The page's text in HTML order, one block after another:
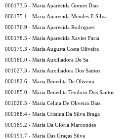
000173.5 - Maria Aparecida Gomes Dias
000175.1 - Maria Aparecida Mendes E Silva
000176.9 - Maria Aparecida Rodrigues
000178.5 - Maria Aparecida Xavier Faria
000179.3 - Maria Augusta Costa Oliveira
000180.0 - Maria Auxiliadora De Sa
001027.3 - Maria Auxiliadora Dos Santos
000182.6 - Maria Benedita De Oliveira
000185.0 - Maria Benedita Teodoro Dos Santos
001026.5 - Maria Celina De Oliveira Dias
000188.4 - Maria Cristina Da Silva Braga
000189.2 - Maria Da Gloria Marcondes
000191.7 - Maria Das Graças Silva